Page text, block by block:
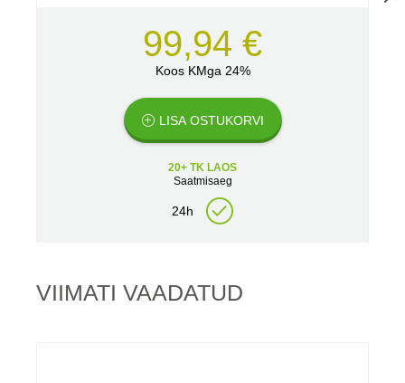
99,94 €
Koos KMga 24%
LISA OSTUKORVI
20+ TK LAOS
Saatmisaeg
24h
VIIMATI VAADATUD